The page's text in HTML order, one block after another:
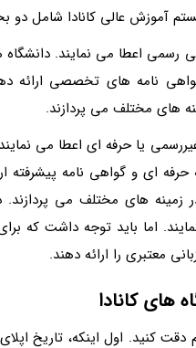
آموزش عالی کانادا شامل
اعطا می نمایند.
نامه های تخصصی ارائه
های مختلف می پردازند.
یا حرفه ای اعطا می
ای و گواهی نامه پیشرفته
های مختلف می پردازند.
اما باید توجه داشت که
معتبری را ارائه دهند.
های کانادا
دقت کنید. اول اینکه، تاریخ